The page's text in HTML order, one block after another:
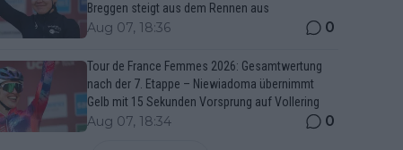
Breggen steigt aus dem Rennen aus
Aug 07, 18:36 0
Tour de France Femmes 2026: Gesamtwertung
nach der 7. Etappe – Niewiadoma übernimmt
Gelb mit 15 Sekunden Vorsprung auf Vollering
Aug 07, 18:34 0